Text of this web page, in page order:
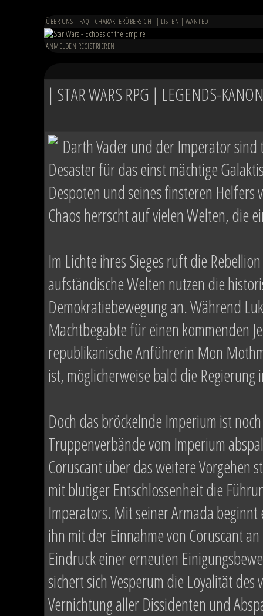
ÜBER UNS | FAQ | CHARAKTERÜBERSICHT | LISTEN | WANTED
ANMELDEN REGISTRIEREN
| STAR WARS RPG | LEGENDS-
Darth Vader und der Imperator
Desaster für das einst mächtige
Despoten und seines finsteren
Chaos herrscht auf vielen Welten, die
Im Lichte ihres Sieges ruft die
aufständische Welten nutzen die
Demokratiebewegung an. Während
Machtbegabte für einen kommenden
republikanische Anführerin Mon
ist, möglicherweise bald die
Doch das bröckelnde Imperium ist
Truppenverbände vom Imperium
Coruscant über das weitere
mit blutiger Entschlossenheit die
Imperators. Mit seiner Armada
ihn mit der Einnahme von Coruscant
Eindruck einer erneuten
sichert sich Vesperum die Loyalität
Vernichtung aller Dissidenten und